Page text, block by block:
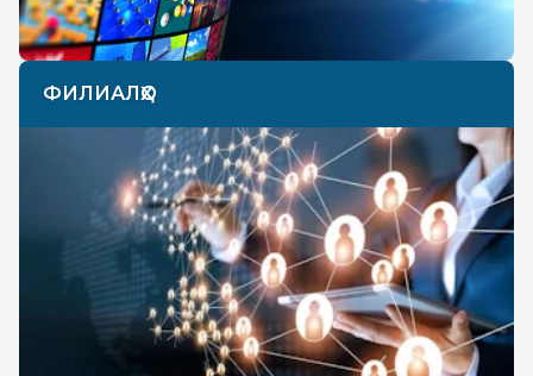
ФИЛИАЛҲО